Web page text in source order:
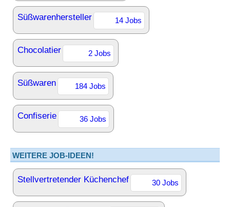
Süßwarenhersteller 14 Jobs
Chocolatier 2 Jobs
Süßwaren 184 Jobs
Confiserie 36 Jobs
WEITERE JOB-IDEEN!
Stellvertretender Küchenchef 30 Jobs